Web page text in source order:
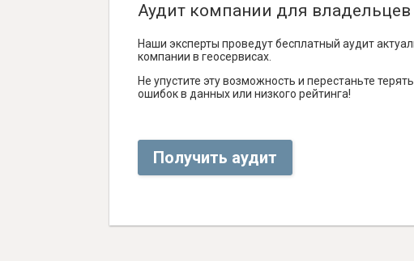
Аудит компании для владельцев
Наши эксперты проведут бесплатный аудит
компании в геосервисах.
Не упустите эту возможность и перестаньте
ошибок в данных или низкого рейтинга!
Получить аудит